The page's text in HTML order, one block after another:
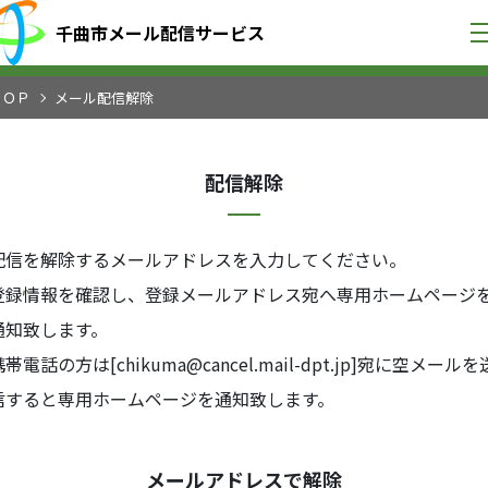
千曲市メール配信サービス
Ｐ メール配信解除
配信解除
信を解除するメールアドレスを入力してください。
録情報を確認し、登録メールアドレス宛へ専用ホームページ
致します。
帯電話の方は[chikuma@cancel.mail-dpt.jp]宛に空メールを
すると専用ホームページを通知致します。
メールアドレスで解除